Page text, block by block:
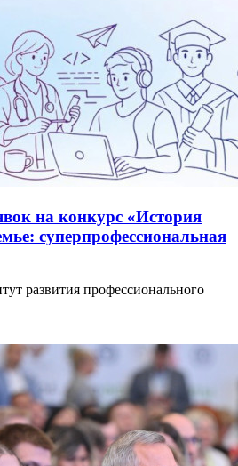
на конкурс «История
суперпрофессиональная
развития профессионального